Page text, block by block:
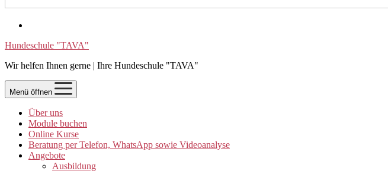
Hundeschule "TAVA"
Wir helfen Ihnen gerne | Ihre Hundeschule "TAVA"
Menü öffnen
Über uns
Module buchen
Online Kurse
Beratung per Telefon, WhatsApp sowie Videoanalyse
Angebote
Ausbildung